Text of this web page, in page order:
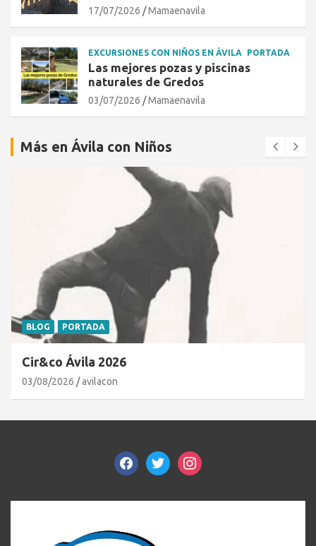
17/07/2026 Mamaenavila
EXCURSIONES CON NIÑOS EN ÁVILA PORTADA
Las mejores pozas y piscinas
naturales de Gredos
03/07/2026 Mamaenavila
Más en Ávila con Niños
BLOG PORTADA
Cir&co Ávila 2026
03/08/2026 avilacon
facebooktwitterinstagram